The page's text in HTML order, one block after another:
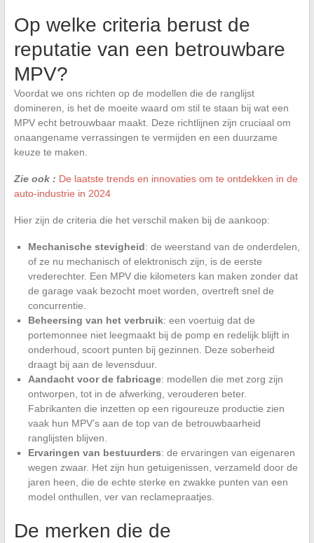
Op welke criteria berust de
reputatie van een betrouwbare
MPV?
Voordat we ons richten op de modellen die de ranglijst
domineren, is het de moeite waard om stil te staan bij wat een
MPV echt betrouwbaar maakt. Deze richtlijnen zijn cruciaal om
onaangename verrassingen te vermijden en een duurzame
keuze te maken.
Zie ook : De laatste trends en innovaties om te ontdekken in de
auto-industrie in 2024
Hier zijn de criteria die het verschil maken bij de aankoop:
Mechanische stevigheid: de weerstand van de onderdelen,
of ze nu mechanisch of elektronisch zijn, is de eerste
vrederechter. Een MPV die kilometers kan maken zonder dat
de garage vaak bezocht moet worden, overtreft snel de
concurrentie.
Beheersing van het verbruik: een voertuig dat de
portemonnee niet leegmaakt bij de pomp en redelijk blijft in
onderhoud, scoort punten bij gezinnen. Deze soberheid
draagt bij aan de levensduur.
Aandacht voor de fabricage: modellen die met zorg zijn
ontworpen, tot in de afwerking, verouderen beter.
Fabrikanten die inzetten op een rigoureuze productie zien
vaak hun MPV’s aan de top van de betrouwbaarheid
ranglijsten blijven.
Ervaringen van bestuurders: de ervaringen van eigenaren
wegen zwaar. Het zijn hun getuigenissen, verzameld door de
jaren heen, die de echte sterke en zwakke punten van een
model onthullen, ver van reclamepraatjes.
De merken die de